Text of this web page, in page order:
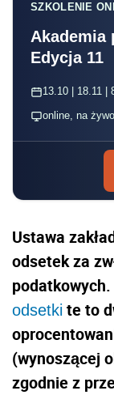
SZKOLENIE
Akademia
Edycja 11
13.10 | 18.11 |
online, na
Ustawa
odsetek za
odsetki te to
(wynoszącej
zgodnie z